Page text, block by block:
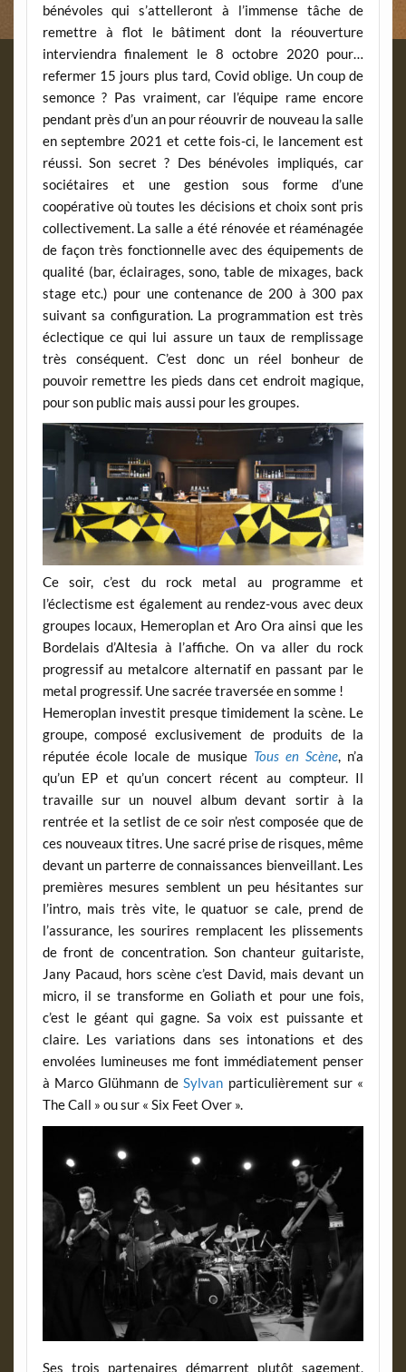
bénévoles qui s’attelleront à l’immense tâche de
remettre à flot le bâtiment dont la réouverture
interviendra finalement le 8 octobre 2020 pour…
refermer 15 jours plus tard, Covid oblige. Un coup de
semonce ? Pas vraiment, car l’équipe rame encore
pendant près d’un an pour réouvrir de nouveau la salle
en septembre 2021 et cette fois-ci, le lancement est
réussi. Son secret ? Des bénévoles impliqués, car
sociétaires et une gestion sous forme d’une
coopérative où toutes les décisions et choix sont pris
collectivement. La salle a été rénovée et réaménagée
de façon très fonctionnelle avec des équipements de
qualité (bar, éclairages, sono, table de mixages, back
stage etc.) pour une contenance de 200 à 300 pax
suivant sa configuration. La programmation est très
éclectique ce qui lui assure un taux de remplissage
très conséquent. C’est donc un réel bonheur de
pouvoir remettre les pieds dans cet endroit magique,
pour son public mais aussi pour les groupes.
Ce soir, c’est du rock metal au programme et
l’éclectisme est également au rendez-vous avec deux
groupes locaux, Hemeroplan et Aro Ora ainsi que les
Bordelais d’Altesia à l’affiche. On va aller du rock
progressif au metalcore alternatif en passant par le
metal progressif. Une sacrée traversée en somme !
Hemeroplan investit presque timidement la scène. Le
groupe, composé exclusivement de produits de la
réputée école locale de musique Tous en Scène, n’a
qu’un EP et qu’un concert récent au compteur. Il
travaille sur un nouvel album devant sortir à la
rentrée et la setlist de ce soir n’est composée que de
ces nouveaux titres. Une sacré prise de risques, même
devant un parterre de connaissances bienveillant. Les
premières mesures semblent un peu hésitantes sur
l’intro, mais très vite, le quatuor se cale, prend de
l’assurance, les sourires remplacent les plissements
de front de concentration. Son chanteur guitariste,
Jany Pacaud, hors scène c’est David, mais devant un
micro, il se transforme en Goliath et pour une fois,
c’est le géant qui gagne. Sa voix est puissante et
claire. Les variations dans ses intonations et des
envolées lumineuses me font immédiatement penser
à Marco Glühmann deSylvan particulièrement sur «
The Call » ou sur « Six Feet Over ».
Ses trois partenaires démarrent plutôt sagement,